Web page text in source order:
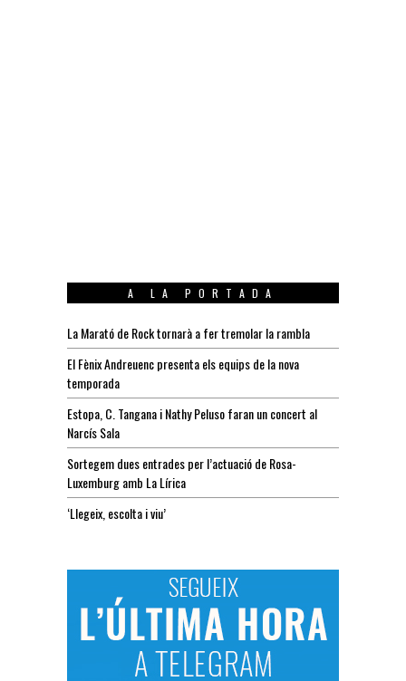
A LA PORTADA
La Marató de Rock tornarà a fer tremolar la rambla
El Fènix Andreuenc presenta els equips de la nova
temporada
Estopa, C. Tangana i Nathy Peluso faran un concert al
Narcís Sala
Sortegem dues entrades per l’actuació de Rosa-
Luxemburg amb La Lírica
‘Llegeix, escolta i viu’